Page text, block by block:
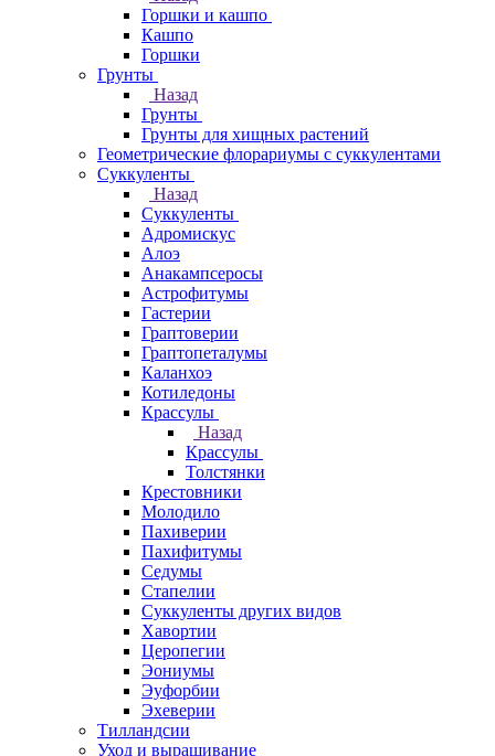
Горшки и кашпо
Кашпо
Горшки
Грунты
Назад
Грунты
Грунты для хищных растений
Геометрические флорариумы с суккулентами
Суккуленты
Назад
Суккуленты
Адромискус
Алоэ
Анакампсеросы
Астрофитумы
Гастерии
Граптоверии
Граптопеталумы
Каланхоэ
Котиледоны
Крассулы
Назад
Крассулы
Толстянки
Крестовники
Молодило
Пахиверии
Пахифитумы
Седумы
Стапелии
Суккуленты других видов
Хавортии
Церопегии
Эониумы
Эуфорбии
Эхеверии
Тилландсии
Уход и выращивание